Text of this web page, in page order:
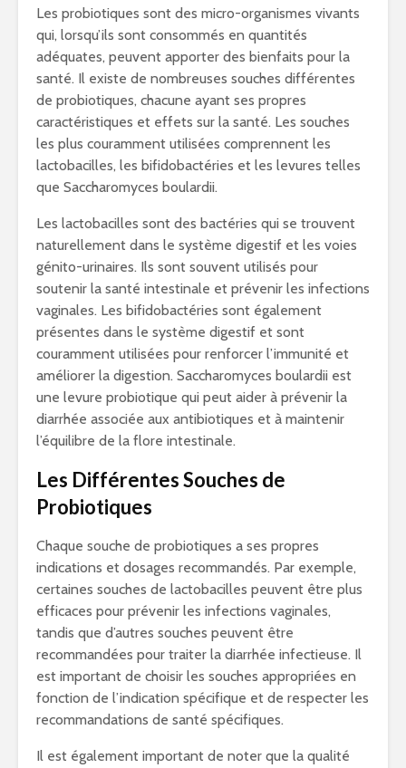
Les probiotiques sont des micro-organismes vivants
qui, lorsqu’ils sont consommés en quantités
adéquates, peuvent apporter des bienfaits pour la
santé. Il existe de nombreuses souches différentes
de probiotiques, chacune ayant ses propres
caractéristiques et effets sur la santé. Les souches
les plus couramment utilisées comprennent les
lactobacilles, les bifidobactéries et les levures telles
que Saccharomyces boulardii.
Les lactobacilles sont des bactéries qui se trouvent
naturellement dans le système digestif et les voies
génito-urinaires. Ils sont souvent utilisés pour
soutenir la santé intestinale et prévenir les infections
vaginales. Les bifidobactéries sont également
présentes dans le système digestif et sont
couramment utilisées pour renforcer l’immunité et
améliorer la digestion. Saccharomyces boulardii est
une levure probiotique qui peut aider à prévenir la
diarrhée associée aux antibiotiques et à maintenir
l’équilibre de la flore intestinale.
Les Différentes Souches de
Probiotiques
Chaque souche de probiotiques a ses propres
indications et dosages recommandés. Par exemple,
certaines souches de lactobacilles peuvent être plus
efficaces pour prévenir les infections vaginales,
tandis que d’autres souches peuvent être
recommandées pour traiter la diarrhée infectieuse. Il
est important de choisir les souches appropriées en
fonction de l’indication spécifique et de respecter les
recommandations de santé spécifiques.
Il est également important de noter que la qualité